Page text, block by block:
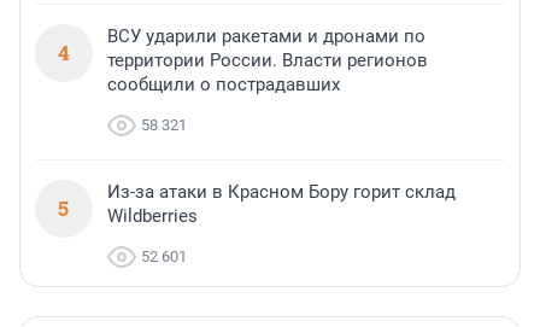
4
ВСУ ударили ракетами и дронами по
территории России. Власти регионов
сообщили о пострадавших
58 321
5
Из-за атаки в Красном Бору горит склад
Wildberries
52 601